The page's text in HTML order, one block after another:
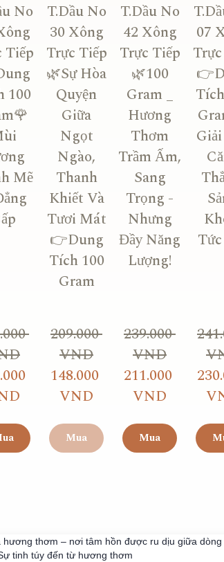
No
Tiếp
100
Mẽ
T.Dầu No
30 Xông
Trực Tiếp
🌿Sự Hòa
Quyện
Giữa
Ngọt
Ngào,
Thanh
Khiết Và
Tươi Mát
👉Dung
Tích 100
Gram
209.000
VND
148.000
VND
Mua
T.Dầu No
42 Xông
Trực Tiếp
🌿100
Gram _
Hương
Thơm
Trầm Ấm,
Sang
Trọng -
Nhưng
Đầy Năng
Lượng!
239.000
VND
211.000
VND
Mua
07
thơm – nơi tâm hồn được ru dịu giữa dòng
tinh túy đến từ hương thơm
Made with